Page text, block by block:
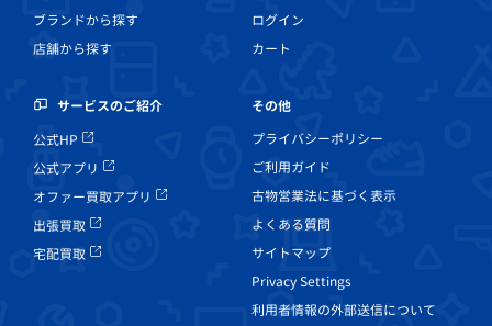
ブランドから探す
店舗から探す
ログイン
カート
サービスのご紹介
公式HP
公式アプリ
オファー買取アプリ
出張買取
宅配買取
その他
プライバシーポリシー
ご利用ガイド
古物営業法に基づく表示
よくある質問
サイトマップ
Privacy Settings
利用者情報の外部送信について